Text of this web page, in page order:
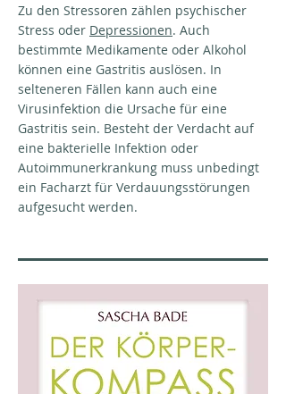
Zu den Stressoren zählen psychischer
Stress oder Depressionen. Auch
bestimmte Medikamente oder Alkohol
können eine Gastritis auslösen. In
selteneren Fällen kann auch eine
Virusinfektion die Ursache für eine
Gastritis sein. Besteht der Verdacht auf
eine bakterielle Infektion oder
Autoimmunerkrankung muss unbedingt
ein Facharzt für Verdauungsstörungen
aufgesucht werden.